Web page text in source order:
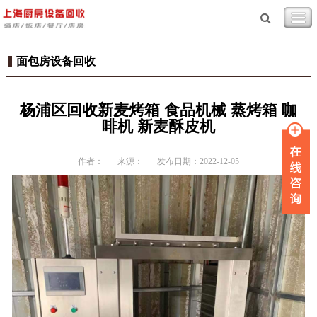
面包房设备回收
杨浦区回收新麦烤箱 食品机械 蒸烤箱 咖
啡机 新麦酥皮机
作者： 来源： 发布日期：2022-12-05